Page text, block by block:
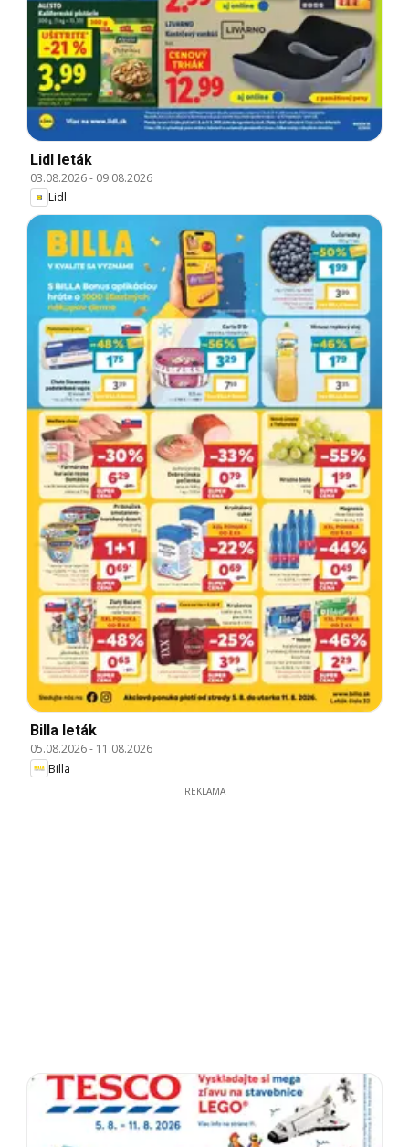
Lidl leták
03.08.2026- 09.08.2026
Lidl
Billa leták
05.08.2026- 11.08.2026
Billa
REKLAMA